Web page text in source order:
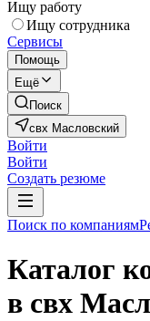
Ищу работу
Ищу сотрудника
Сервисы
Помощь
Ещё
Поиск
свх Масловский
Войти
Войти
Создать резюме
Поиск по компаниям
Каталог
в свх